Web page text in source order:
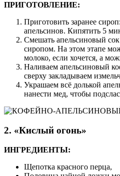
ПРИГОТОВЛЕНИЕ:
Приготовить заранее
апельсинов. Кипятить 5
Смешать апельсиновый
сиропом. На этом этапе
молоко, если хочется, а
Наливаем апельсиновый
сверху закладываем
Украшаем всё долькой
нанести мед, чтобы
2. «Кислый огонь»
ИНГРЕДИЕНТЫ:
Щепотка красного перца,